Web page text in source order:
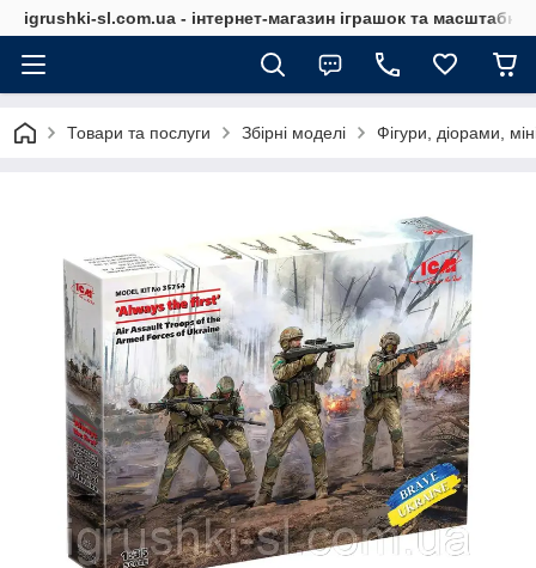
igrushki-sl.com.ua - інтернет-магазин іграшок та
Товари та послуги Збірні моделі Фігури, діорами,